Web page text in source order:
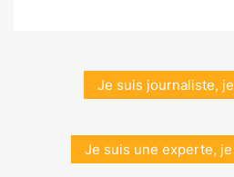
Je suis journaliste, je
Je suis une experte,